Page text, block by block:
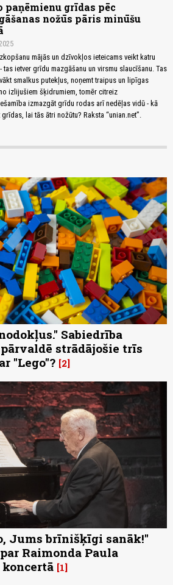
paņēmienu grīdas pēc
nožūs pāris minūšu
mājās un dzīvokļos ieteicams veikt katru
tas ietver grīdu mazgāšanu un virsmu slaucīšanu. Tas
smalkus putekļus, noņemt traipus un lipīgas
izlijušiem šķidrumiem, tomēr citreiz
izmazgāt grīdu rodas arī nedēļas vidū - kā
lai tās ātri nožūtu? Raksta “unian.net”.
Sabiedrība
strādājošie trīs
"Lego"? 2
Jums brīnišķīgi sanāk!"
Raimonda Paula
1